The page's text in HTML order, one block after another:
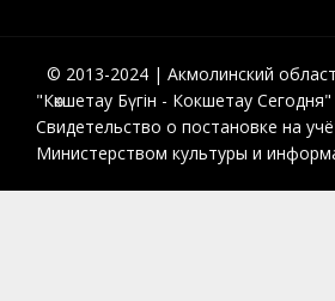
© 2013-2024 | Акмолинский
"Көкшетау Бүгін - Кокшетау
Свидетельство о постановке на
Министерством культуры и